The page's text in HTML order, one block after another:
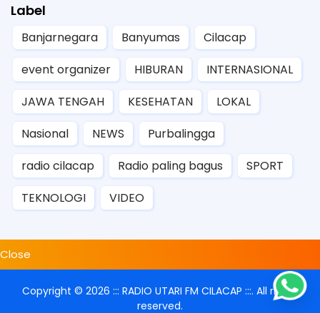
Label
Banjarnegara Banyumas
Cilacap
event organizer
HIBURAN
INTERNASIONAL
JAWA TENGAH
KESEHATAN
LOKAL
Nasional
NEWS
Purbalingga
radio cilacap
Radio paling bagus
SPORT
TEKNOLOGI
VIDEO
Close
Copyright © 2026 ::: RADIO UTARI FM CILACAP :::. All rights
reserved.